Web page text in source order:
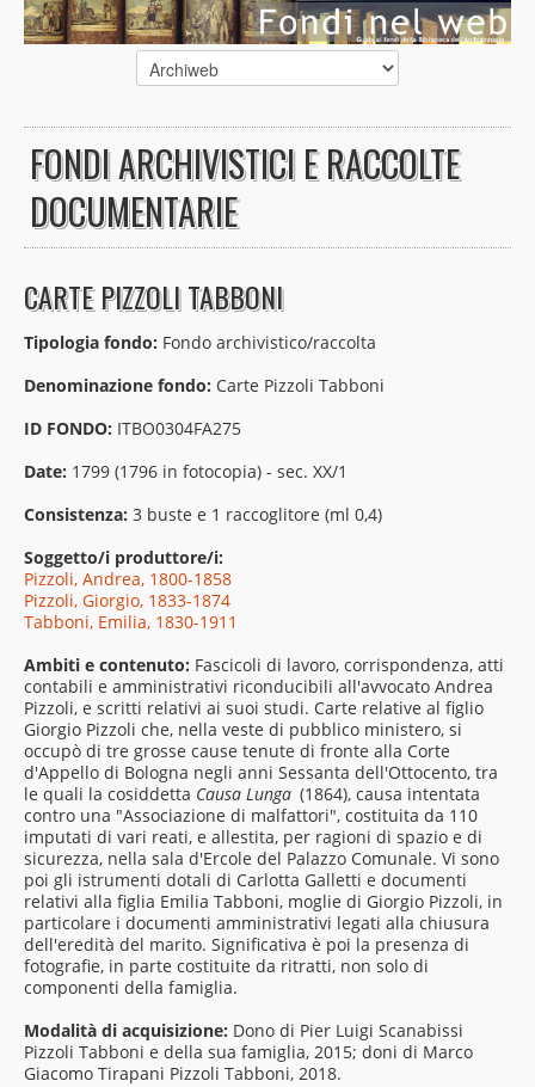
FONDI ARCHIVISTICI E RACCOLTE
DOCUMENTARIE
CARTE PIZZOLI TABBONI
Tipologia fondo: Fondo archivistico/raccolta
Denominazione fondo: Carte Pizzoli Tabboni
ID FONDO: ITBO0304FA275
Date: 1799 (1796 in fotocopia) - sec. XX/1
Consistenza: 3 buste e 1 raccoglitore (ml 0,4)
Soggetto/i produttore/i:
Pizzoli, Andrea, 1800-1858
Pizzoli, Giorgio, 1833-1874
Tabboni, Emilia, 1830-1911
Ambiti e contenuto: Fascicoli di lavoro, corrispondenza, atti
contabili e amministrativi riconducibili all'avvocato Andrea
Pizzoli, e scritti relativi ai suoi studi. Carte relative al figlio
Giorgio Pizzoli che, nella veste di pubblico ministero, si
occupò di tre grosse cause tenute di fronte alla Corte
d'Appello di Bologna negli anni Sessanta dell'Ottocento, tra
le quali la cosiddetta Causa Lunga (1864), causa intentata
contro una "Associazione di malfattori", costituita da 110
imputati di vari reati, e allestita, per ragioni di spazio e di
sicurezza, nella sala d'Ercole del Palazzo Comunale. Vi sono
poi gli istrumenti dotali di Carlotta Galletti e documenti
relativi alla figlia Emilia Tabboni, moglie di Giorgio Pizzoli, in
particolare i documenti amministrativi legati alla chiusura
dell'eredità del marito. Significativa è poi la presenza di
fotografie, in parte costituite da ritratti, non solo di
componenti della famiglia.
Modalità di acquisizione: Dono di Pier Luigi Scanabissi
Pizzoli Tabboni e della sua famiglia, 2015; doni di Marco
Giacomo Tirapani Pizzoli Tabboni, 2018.